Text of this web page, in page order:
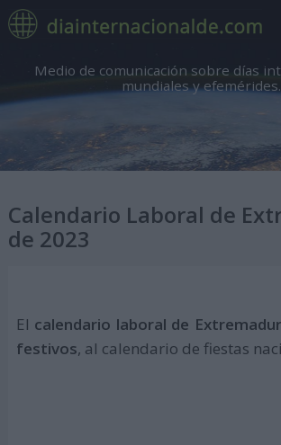
Medio de comunicación sobre días
mundiales y efemérides.
Calendario Laboral de
de 2023
El calendario laboral de
festivos, al calendario de fiestas